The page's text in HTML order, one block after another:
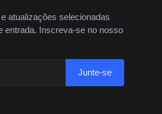
atualizações selecionadas
entrada. Inscreva-se no nosso
Junte-se